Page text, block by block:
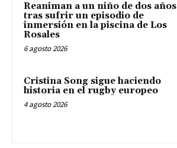
Reaniman a un niño de dos años
tras sufrir un episodio de
inmersión en la piscina de Los
Rosales
6 agosto 2026
Cristina Song sigue haciendo
historia en el rugby europeo
4 agosto 2026